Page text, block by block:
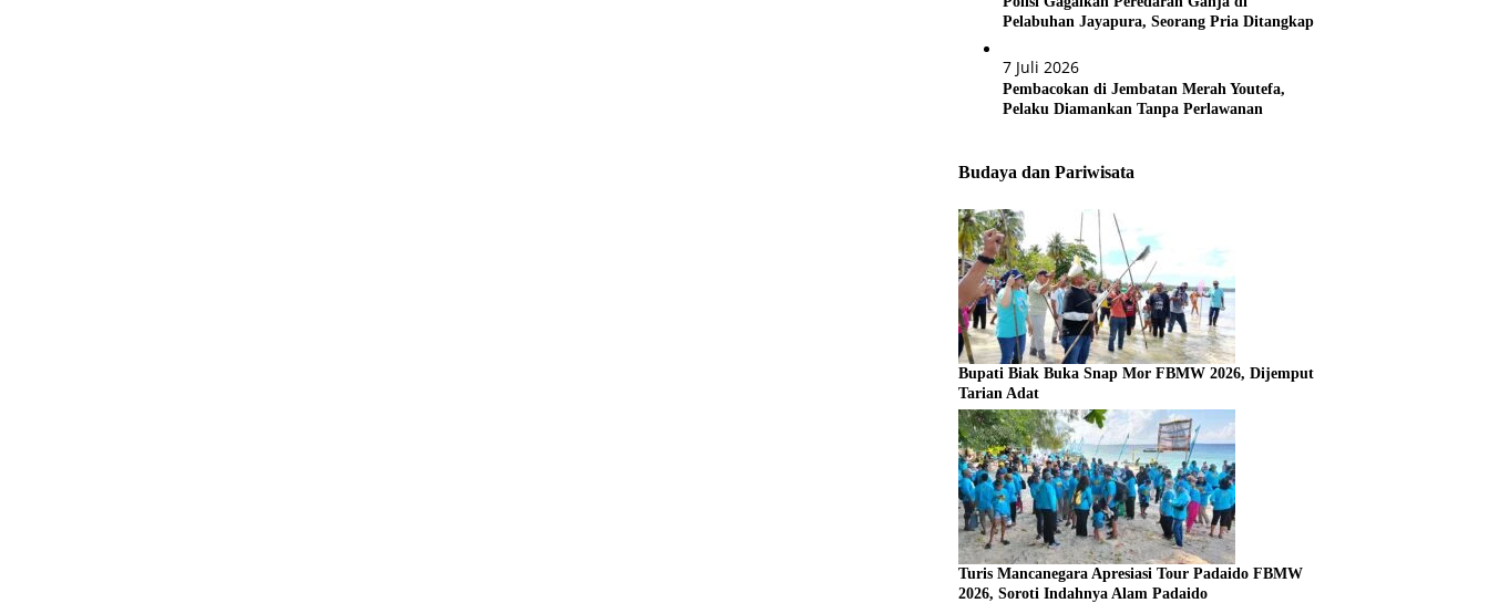
Pelabuhan Jayapura, Seorang Pria Ditangkap
7 Juli 2026
Pembacokan di Jembatan Merah Youtefa,
Pelaku Diamankan Tanpa Perlawanan
Budaya dan Pariwisata
Bupati Biak Buka Snap Mor FBMW 2026, Dijemput
Tarian Adat
Turis Mancanegara Apresiasi Tour Padaido FBMW
2026, Soroti Indahnya Alam Padaido